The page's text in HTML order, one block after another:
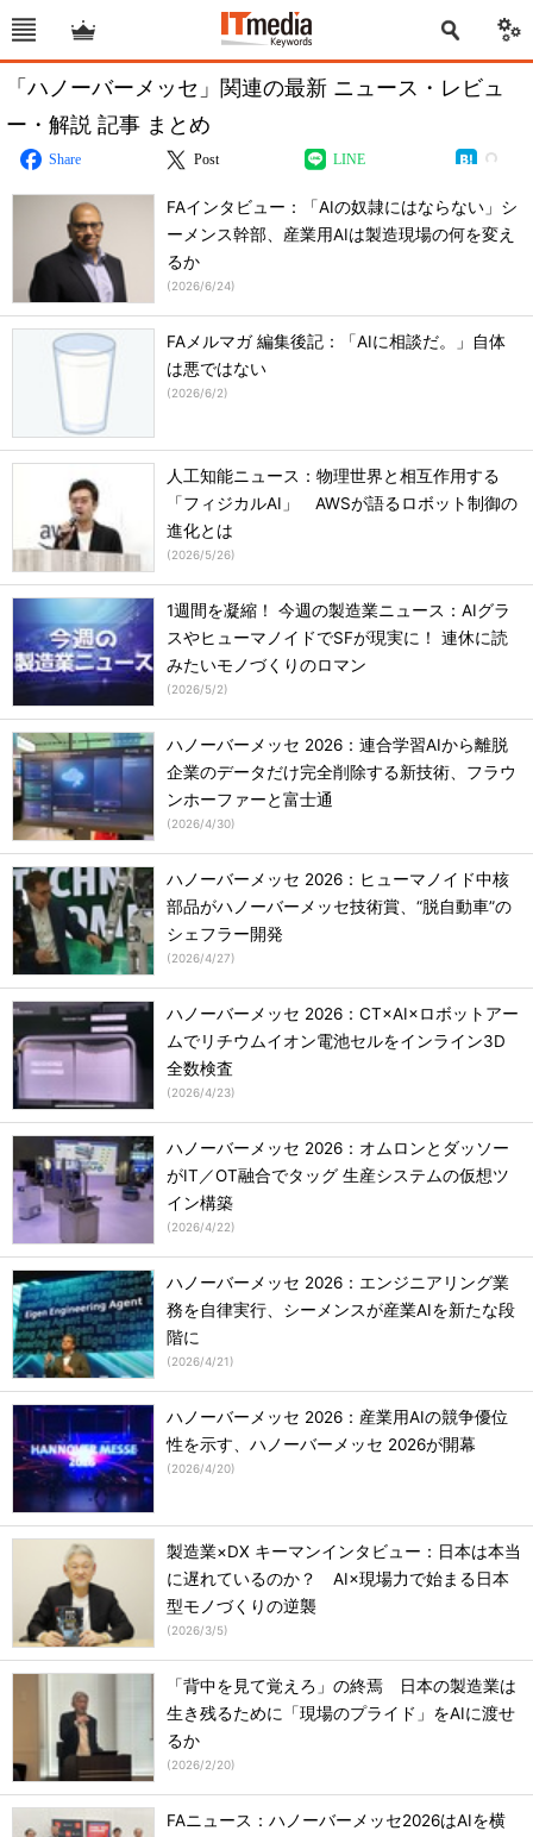
「ハノーバーメッセ」関連の最新 ニュース・レビュ
ー・解説 記事 まとめ
Share Post LINE
FAインタビュー：「AIの奴隷にはならない」シ
ーメンス幹部、産業用AIは製造現場の何を変え
るか
(2026/6/24)
FAメルマガ 編集後記：「AIに相談だ。」自体
は悪ではない
(2026/6/2)
人工知能ニュース：物理世界と相互作用する
「フィジカルAI」 AWSが語るロボット制御の
進化とは
(2026/5/26)
1週間を凝縮！ 今週の製造業ニュース：AIグラ
スやヒューマノイドでSFが現実に！ 連休に読
みたいモノづくりのロマン
(2026/5/2)
ハノーバーメッセ 2026：連合学習AIから離脱
企業のデータだけ完全削除する新技術、フラウ
ンホーファーと富士通
(2026/4/30)
ハノーバーメッセ 2026：ヒューマノイド中核
部品がハノーバーメッセ技術賞、“脱自動車”の
シェフラー開発
(2026/4/27)
ハノーバーメッセ 2026：CT×AI×ロボットアー
ムでリチウムイオン電池セルをインライン3D
全数検査
(2026/4/23)
ハノーバーメッセ 2026：オムロンとダッソー
がIT／OT融合でタッグ 生産システムの仮想ツ
イン構築
(2026/4/22)
ハノーバーメッセ 2026：エンジニアリング業
務を自律実行、シーメンスが産業AIを新たな段
階に
(2026/4/21)
ハノーバーメッセ 2026：産業用AIの競争優位
性を示す、ハノーバーメッセ 2026が開幕
(2026/4/20)
製造業×DX キーマンインタビュー：日本は本当
に遅れているのか？ AI×現場力で始まる日本
型モノづくりの逆襲
(2026/3/5)
「背中を見て覚えろ」の終焉 日本の製造業は
生き残るために「現場のプライド」をAIに渡せ
るか
(2026/2/20)
FAニュース：ハノーバーメッセ2026はAIを横